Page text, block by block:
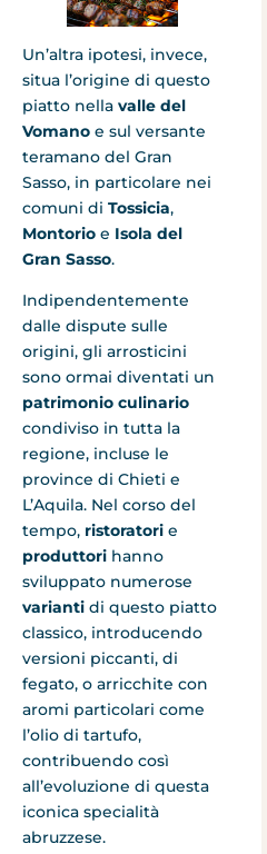
Un’altra ipotesi, invece,
situa l’origine di questo
piatto nella valle del
Vomano e sul versante
teramano del Gran
Sasso, in particolare nei
comuni di Tossicia,
Montorio e Isola del
Gran Sasso.
Indipendentemente
dalle dispute sulle
origini, gli arrosticini
sono ormai diventati un
patrimonio culinario
condiviso in tutta la
regione, incluse le
province di Chieti e
L’Aquila. Nel corso del
tempo, ristoratori e
produttori hanno
sviluppato numerose
varianti di questo piatto
classico, introducendo
versioni piccanti, di
fegato, o arricchite con
aromi particolari come
l’olio di tartufo,
contribuendo così
all’evoluzione di questa
iconica specialità
abruzzese.